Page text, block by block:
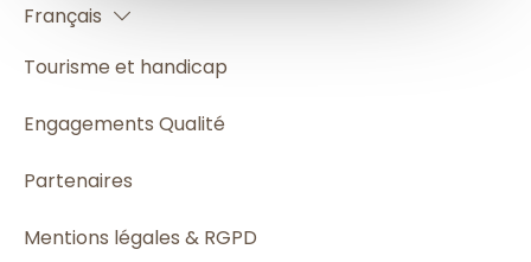
Français
Español
Tourisme et handicap
Engagements Qualité
Partenaires
Mentions légales & RGPD